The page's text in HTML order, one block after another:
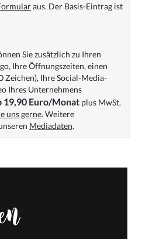
aus. Der Basis-Eintrag ist
Sie zusätzlich zu Ihren
Ihre Öffnungszeiten, einen
Zeichen), Ihre Social-Media-
Ihres Unternehmens
19,90 Euro/Monat plus MwSt.
uns gerne. Weitere
Mediadaten.